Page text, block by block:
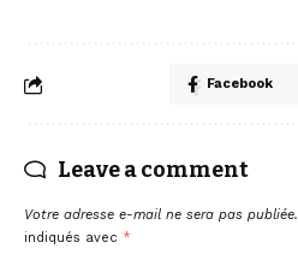
Facebook
Leave a comment
Votre adresse e-mail ne sera pas publiée.
indiqués avec *